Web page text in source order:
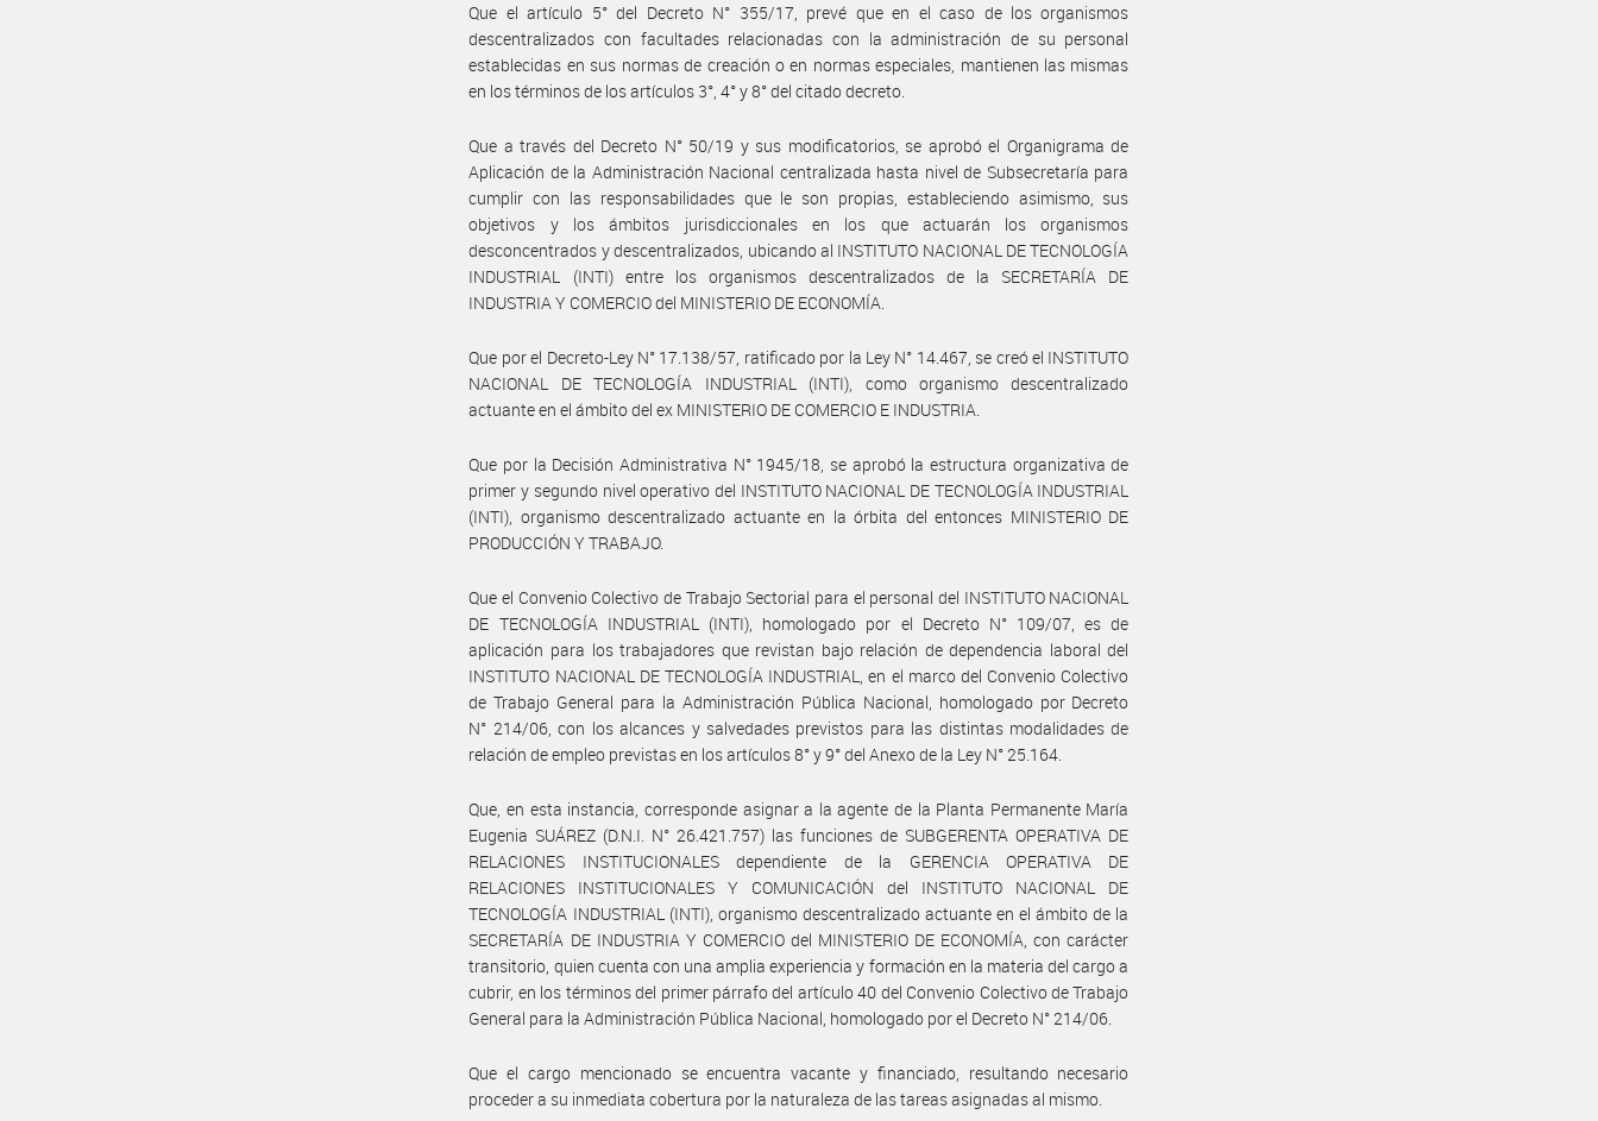
Que el artículo 5° del Decreto N° 355/17, prevé que en el caso de los organismos
descentralizados con facultades relacionadas con la administración de su personal
establecidas en sus normas de creación o en normas especiales, mantienen las mismas
en los términos de los artículos 3°, 4° y 8° del citado decreto.
Que a través del Decreto N° 50/19 y sus modificatorios, se aprobó el Organigrama de
Aplicación de la Administración Nacional centralizada hasta nivel de Subsecretaría para
cumplir con las responsabilidades que le son propias, estableciendo asimismo, sus
objetivos y los ámbitos jurisdiccionales en los que actuarán los organismos
desconcentrados y descentralizados, ubicando al INSTITUTO NACIONAL DE TECNOLOGÍA
INDUSTRIAL (INTI) entre los organismos descentralizados de la SECRETARÍA DE
INDUSTRIA Y COMERCIO del MINISTERIO DE ECONOMÍA.
Que por el Decreto-Ley N° 17.138/57, ratificado por la Ley N° 14.467, se creó el INSTITUTO
NACIONAL DE TECNOLOGÍA INDUSTRIAL (INTI), como organismo descentralizado
actuante en el ámbito del ex MINISTERIO DE COMERCIO E INDUSTRIA.
Que por la Decisión Administrativa N° 1945/18, se aprobó la estructura organizativa de
primer y segundo nivel operativo del INSTITUTO NACIONAL DE TECNOLOGÍA INDUSTRIAL
(INTI), organismo descentralizado actuante en la órbita del entonces MINISTERIO DE
PRODUCCIÓN Y TRABAJO.
Que el Convenio Colectivo de Trabajo Sectorial para el personal del INSTITUTO NACIONAL
DE TECNOLOGÍA INDUSTRIAL (INTI), homologado por el Decreto N° 109/07, es de
aplicación para los trabajadores que revistan bajo relación de dependencia laboral del
INSTITUTO NACIONAL DE TECNOLOGÍA INDUSTRIAL, en el marco del Convenio Colectivo
de Trabajo General para la Administración Pública Nacional, homologado por Decreto
N° 214/06, con los alcances y salvedades previstos para las distintas modalidades de
relación de empleo previstas en los artículos 8° y 9° del Anexo de la Ley N° 25.164.
Que, en esta instancia, corresponde asignar a la agente de la Planta Permanente María
Eugenia SUÁREZ (D.N.I. N° 26.421.757) las funciones de SUBGERENTA OPERATIVA DE
RELACIONES INSTITUCIONALES dependiente de la GERENCIA OPERATIVA DE
RELACIONES INSTITUCIONALES Y COMUNICACIÓN del INSTITUTO NACIONAL DE
TECNOLOGÍA INDUSTRIAL (INTI), organismo descentralizado actuante en el ámbito de la
SECRETARÍA DE INDUSTRIA Y COMERCIO del MINISTERIO DE ECONOMÍA, con carácter
transitorio, quien cuenta con una amplia experiencia y formación en la materia del cargo a
cubrir, en los términos del primer párrafo del artículo 40 del Convenio Colectivo de Trabajo
General para la Administración Pública Nacional, homologado por el Decreto N° 214/06.
Que el cargo mencionado se encuentra vacante y financiado, resultando necesario
proceder a su inmediata cobertura por la naturaleza de las tareas asignadas al mismo.